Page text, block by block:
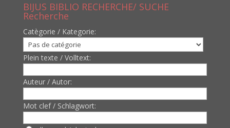
BIJUS BIBLIO RECHERCHE/ SUCHE
Recherche
Catègorie / Kategorie:
Plein texte / Volltext:
Auteur / Autor:
Mot clef / Schlagwort: